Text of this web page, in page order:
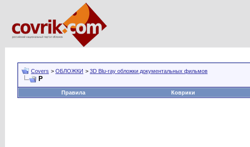
Covers > ОБЛОЖКИ > 3D Blu-ray обложки документальных фильмов
Р
Правила
Коврики